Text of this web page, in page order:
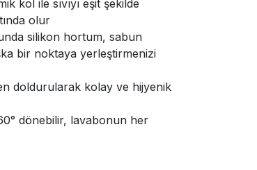
kol ile sıvıyı eşit şekilde
olur
silikon hortum, sabun
bir noktaya yerleştirmenizi
doldurularak kolay ve hijyenik
dönebilir, lavabonun her